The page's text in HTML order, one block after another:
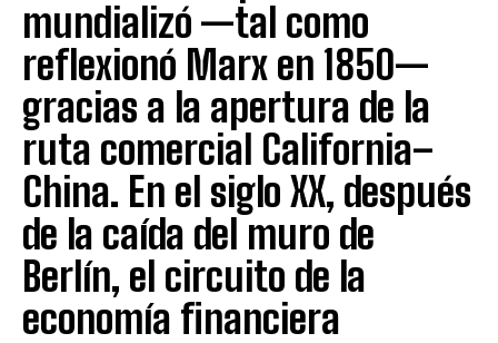
mundializó —tal como
reflexionó Marx en 1850—
gracias a la apertura de la
ruta comercial California–
China. En el siglo XX, después
de la caída del muro de
Berlín, el circuito de la
economía financiera